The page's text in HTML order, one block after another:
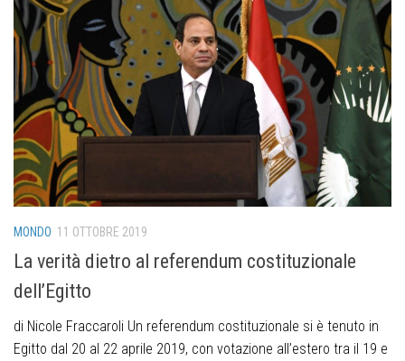
MONDO 11 OTTOBRE 2019
La verità dietro al referendum costituzionale
dell’Egitto
di Nicole Fraccaroli Un referendum costituzionale si è tenuto in
Egitto dal 20 al 22 aprile 2019, con votazione all’estero tra il 19 e